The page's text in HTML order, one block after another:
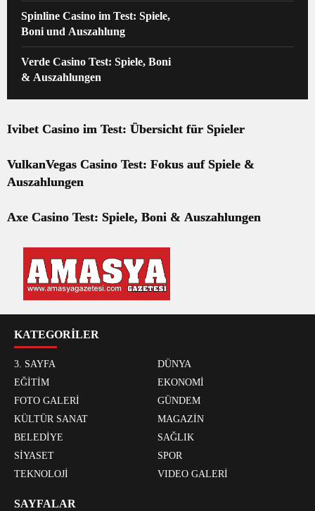
Spinline Casino im Test: Spiele,
Boni und Auszahlung
Verde Casino Test: Spiele, Boni
& Auszahlungen
Ivibet Casino im Test: Übersicht für Spieler
VulkanVegas Casino Test: Fokus auf Spiele &
Auszahlungen
Axe Casino Test: Spiele, Boni & Auszahlungen
KATEGORİLER
3. SAYFA
DÜNYA
EĞİTİM
EKONOMİ
FOTO GALERİ
GÜNDEM
KÜLTÜR SANAT
MAGAZİN
BELEDİYE
SAĞLIK
SİYASET
SPOR
TEKNOLOJİ
VIDEO GALERİ
SAYFALAR